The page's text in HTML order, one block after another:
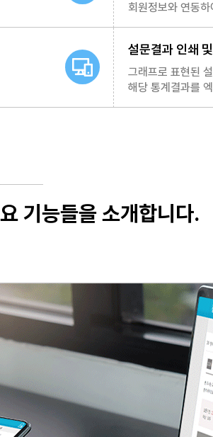
회원정보와 연동
설문결과 인쇄
그래프로 표현된
해당 통계결과를
기능들을 소개합니다.